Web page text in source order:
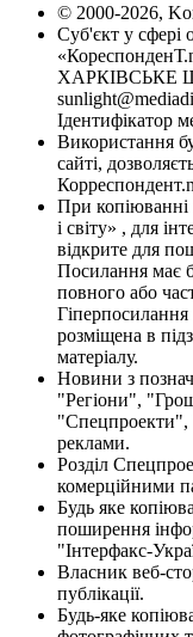
© 2000-2026,
Суб'єкт у сфері
ХАРКІВСЬКЕ
Ідентифікатор
Використання
сайті,
При копіюванні
і світу» , для
відкрите для
Посилання має
повного або
розміщена в
матеріалу.
Новини з
"Регіони",
"Спецпроекти",
реклами.
Розділ
комерційними
Будь яке
поширення
"Інтерфакс-
Власник веб-
публікації.
Будь-яке